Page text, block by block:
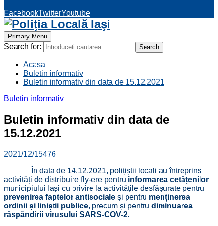
FacebookTwitterYoutube
Primary Menu
Search for: Search
Acasa
Buletin informativ
Buletin informativ din data de 15.12.2021
Buletin informativ
Buletin informativ din data de
15.12.2021
2021/12/15476
În data de 14.12.2021, polițiștii locali au întreprins
activități de distribuire fly-ere pentru informarea cetățenilor
municipiului Iași cu privire la activitățile desfășurate pentru
prevenirea faptelor antisociale și pentru menținerea
ordinii și liniștii publice, precum și pentru diminuarea
răspândirii virusului SARS-COV-2.